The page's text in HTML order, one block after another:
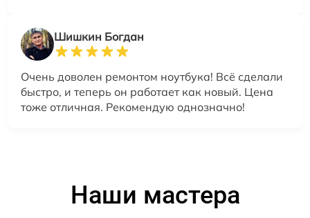
Шишкин Богдан
Очень доволен ремонтом ноутбука! Всё сделали
быстро, и теперь он работает как новый. Цена
тоже отличная. Рекомендую однозначно!
Наши мастера